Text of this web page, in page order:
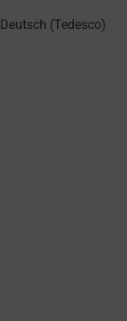
Deutsch (Tedesco)